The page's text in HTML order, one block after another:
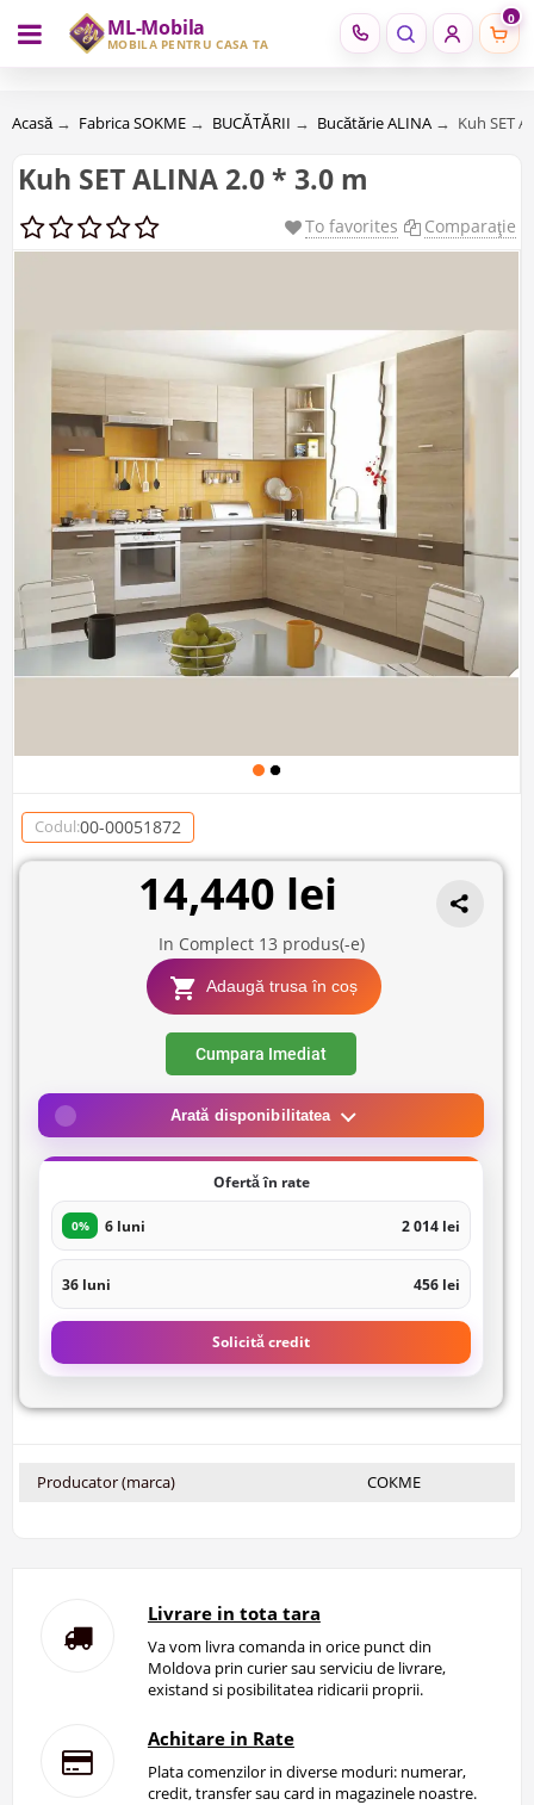
ML-Mobila
MOBILĂ PENTRU CASA TA
0
RU RO
Acasă → Fabrica SOKME → BUCĂTĂRII → Bucătărie ALINA → Kuh SET
Kuh SET ALINA 2.0 * 3.0 m
To favorites Comparaţie
Codul:00-00051872
14,440 lei
In Complect 13 produs(-e)
Adaugă trusa în coș
Cumpara Imediat
Arată disponibilitatea
Ofertă în rate
0% 6 luni 2 014 lei
36 luni 456 lei
Solicită credit
Producator (marca) СОКМЕ
Livrare in tota tara
Va vom livra comanda in orice punct din
Moldova prin curier sau serviciu de livrare,
existand si posibilitatea ridicarii proprii.
Achitare in Rate
Plata comenzilor in diverse moduri: numerar,
credit, transfer sau card in magazinele noastre.